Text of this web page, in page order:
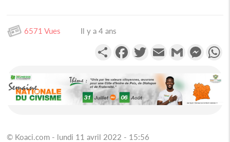
6571 Vues Il y a 4 ans
PartagerFacebookTwitterEmail Gmail
© Koaci.com - lundi 11 avril 2022 - 15:56